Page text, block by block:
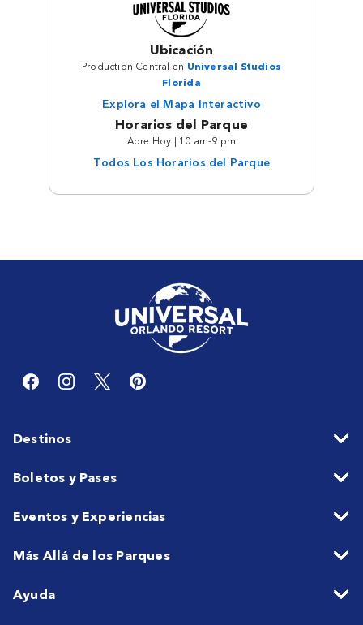
Ubicación
Production Central en Universal Studios
Florida
Explora el Mapa Interactivo
Horarios del Parque
Abre Hoy | 10 am-9 pm
Todos Los Horarios del Parque
Destinos
Boletos y Pases
Eventos y Experiencias
Más Allá de los Parques
Ayuda